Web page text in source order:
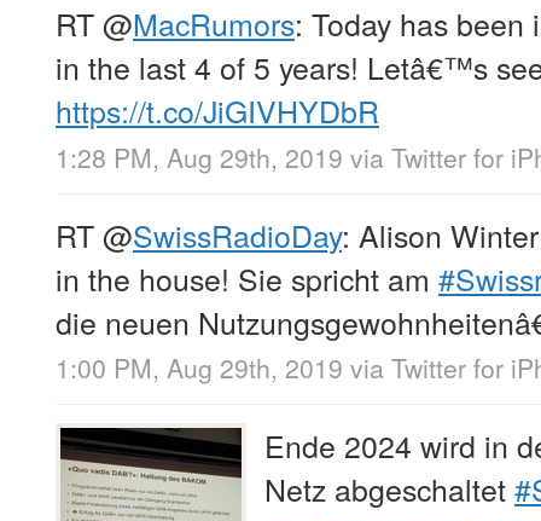
RT@MacRumors: Today has
in the last 4 of 5 years! Letâ€™s
https://t.co/JiGIVHYDbR
1:28 PM, Aug 29th, 2019 via Twitter for
RT@SwissRadioDay: Alison
in the house! Sie spricht am
die neuen
1:00 PM, Aug 29th, 2019 via Twitter for
Ende 2024 wird in
Netz abgeschaltet